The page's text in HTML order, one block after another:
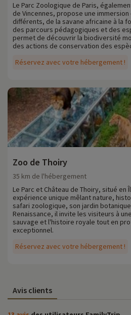
Réservez avec votre hébergement !
Le Parc Zoologique de Paris,
de Vincennes, propose une
différents, de la savane africaine à la
des parcours pédagogiques et des
permet de découvrir la biodiversité
des actions de conservation des
Zoo de Thoiry
Réservez avec votre hébergement !
35 km de l'hébergement
Le Parc et Château de Thoiry, situé en
expérience unique mêlant nature,
safari zoologique, son jardin
Renaissance, il invite les visiteurs à
sauvage et l'histoire royale tout en
exceptionnel.
Avis clients